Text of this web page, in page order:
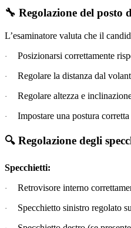
🔧 Regolazione del posto
L’esaminatore valuta che il
· Posizionarsi correttamente
· Regolare la distanza dal
· Regolare altezza e
· Impostare una postura corretta
🔍 Regolazione degli
Specchietti:
· Retrovisore interno
· Specchietto sinistro regolato